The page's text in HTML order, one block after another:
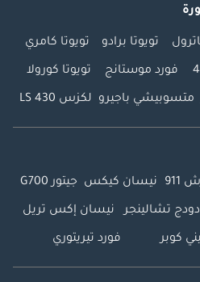
تويوتا برادو تويوتا كامري
فورد موستانج تويوتا كورولا
متسوبيشي باجيرو لكزس LS 430
911 نيسان كيكس جيتور G700
دودج تشالينجر نيسان إكس تريل
كوبر فورد تيريتوري